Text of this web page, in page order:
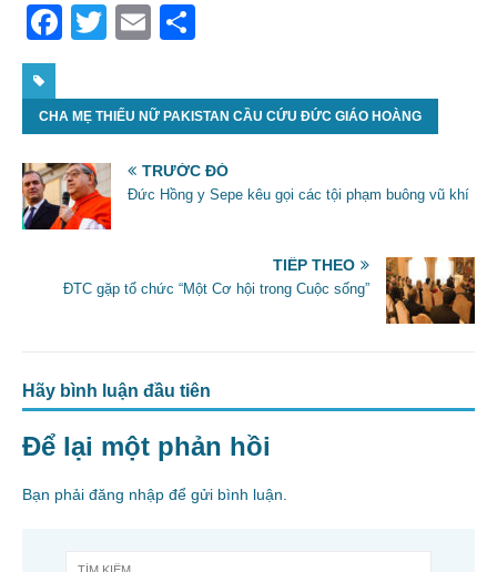
F
c
e
b
o
o
T
itt
er
E
ai
l
ar
e
CHA MẸ THIẾU NỮ PAKISTAN CẦU CỨU ĐỨC GIÁO HOÀNG
TRƯỚC ĐÓ
Đức Hồng y Sepe kêu gọi các tội phạm buông vũ khí
TIẾP THEO
ĐTC gặp tổ chức “Một Cơ hội trong Cuộc sống”
Hãy bình luận đầu tiên
Để lại một phản hồi
Bạn phải đăng nhập để gửi bình luận.